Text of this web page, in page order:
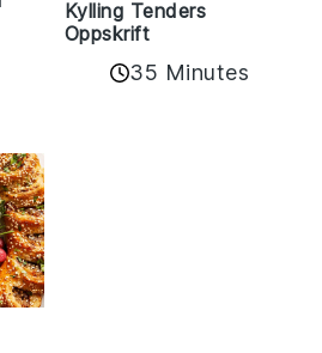
Kylling Tenders
Oppskrift
35 Minutes